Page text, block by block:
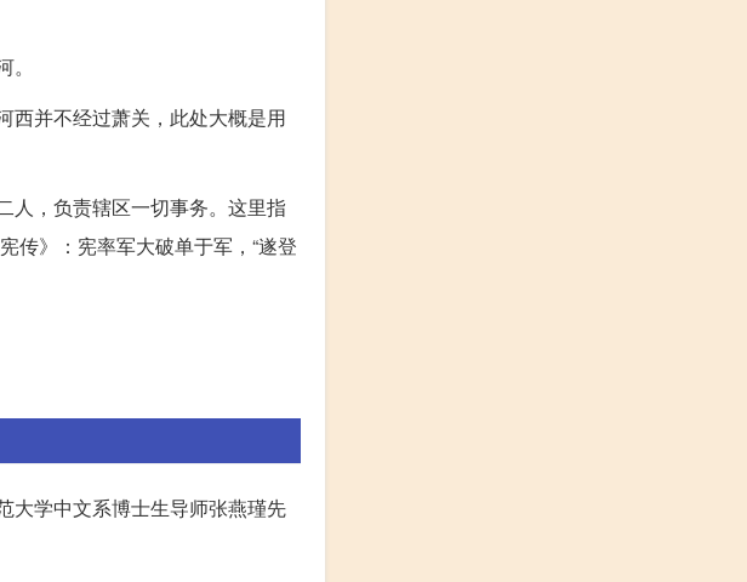
西并不经过萧关，此处大概是用
人，负责辖区一切事务。这里指
传》：宪率军大破单于军，“遂登
大学中文系博士生导师张燕瑾先